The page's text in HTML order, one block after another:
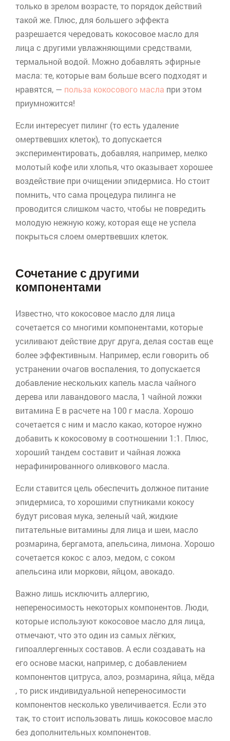
только в зрелом возрасте, то порядок действий
такой же. Плюс, для большего эффекта
разрешается чередовать кокосовое масло для
лица с другими увлажняющими средствами,
термальной водой. Можно добавлять эфирные
масла: те, которые вам больше всего подходят и
нравятся, — польза кокосового масла при этом
приумножится!
Если интересует пилинг (то есть удаление
омертвевших клеток), то допускается
экспериментировать, добавляя, например, мелко
молотый кофе или хлопья, что оказывает хорошее
воздействие при очищении эпидермиса. Но стоит
помнить, что сама процедура пилинга не
проводится слишком часто, чтобы не повредить
молодую нежную кожу, которая еще не успела
покрыться слоем омертвевших клеток.
Сочетание с другими
компонентами
Известно, что кокосовое масло для лица
сочетается со многими компонентами, которые
усиливают действие друг друга, делая состав еще
более эффективным. Например, если говорить об
устранении очагов воспаления, то допускается
добавление нескольких капель масла чайного
дерева или лавандового масла, 1 чайной ложки
витамина Е в расчете на 100 г масла. Хорошо
сочетается с ним и масло какао, которое нужно
добавить к кокосовому в соотношении 1:1. Плюс,
хороший тандем составит и чайная ложка
нерафинированного оливкового масла.
Если ставится цель обеспечить должное питание
эпидермиса, то хорошими спутниками кокосу
будут рисовая мука, зеленый чай, жидкие
питательные витамины для лица и шеи, масло
розмарина, бергамота, апельсина, лимона. Хорошо
сочетается кокос с алоэ, медом, с соком
апельсина или моркови, яйцом, авокадо.
Важно лишь исключить аллергию,
непереносимость некоторых компонентов. Люди,
которые используют кокосовое масло для лица,
отмечают, что это один из самых лёгких,
гипоаллергенных составов. А если создавать на
его основе маски, например, с добавлением
компонентов цитруса, алоэ, розмарина, яйца, мёда
, то риск индивидуальной непереносимости
компонентов несколько увеличивается. Если это
так, то стоит использовать лишь кокосовое масло
без дополнительных компонентов.